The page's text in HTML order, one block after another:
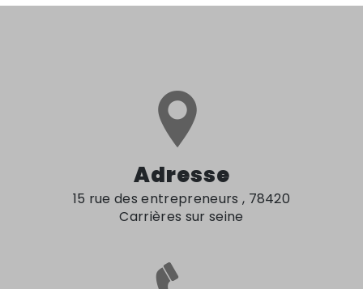
Adresse
15 rue des entrepreneurs , 78420
Carrières sur seine